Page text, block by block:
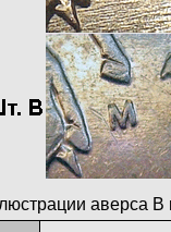
аверса